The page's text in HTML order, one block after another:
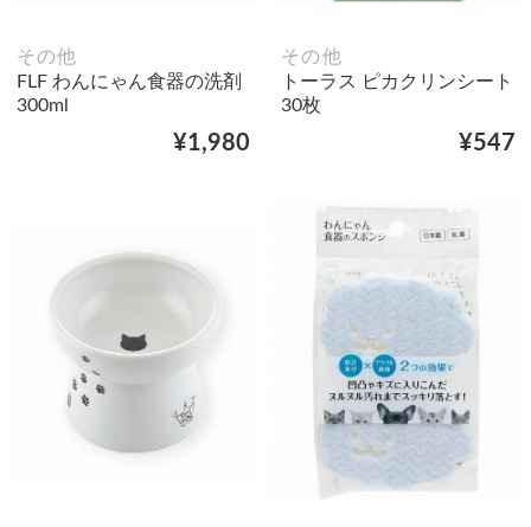
その他
FLF わんにゃん食器の洗剤
300ml
¥1,980
その他
トーラス ピカクリンシート
30枚
¥547